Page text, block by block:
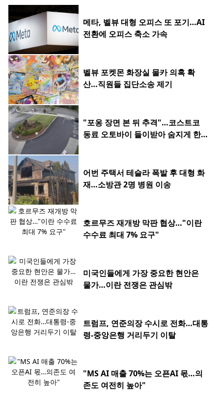
메타, 벨뷰 대형 오피스 또 포기…AI
전환에 오피스 축소 가속
벨뷰 포켓몬 화장실 몰카 의혹 확
산…직원들 집단소송 제기
"포옹 장면 본 뒤 추격"…코스트코
동료 오토바이 들이받아 숨지게 한 2
어번 주택서 테슬라 폭발 후 대형 화
재…소방관 2명 병원 이송
호르무즈 재개방 막판 협상…"이란
수수료 최대 7% 요구"
미국인들에게 가장 중요한 현안은
물가…이란 전쟁은 관심밖
트럼프, 연준의장 수시로 전화…대통
령-중앙은행 거리두기 이탈
"MS AI 매출 70%는 오픈AI 몫…의
존도 여전히 높아"